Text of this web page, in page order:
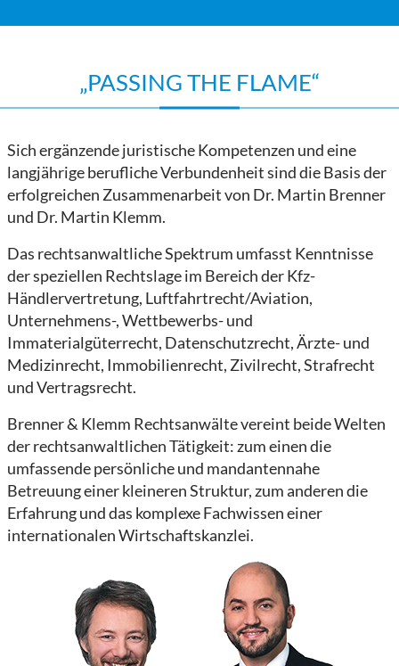
„PASSING THE FLAME“
Sich ergänzende juristische Kompetenzen und eine
langjährige berufliche Verbundenheit sind die Basis der
erfolgreichen Zusammenarbeit von Dr. Martin Brenner
und Dr. Martin Klemm.
Das rechtsanwaltliche Spektrum umfasst Kenntnisse
der speziellen Rechtslage im Bereich der Kfz-
Händlervertretung, Luftfahrtrecht/Aviation,
Unternehmens-, Wettbewerbs- und
Immaterialgüterrecht, Datenschutzrecht, Ärzte- und
Medizinrecht, Immobilienrecht, Zivilrecht, Strafrecht
und Vertragsrecht.
Brenner & Klemm Rechtsanwälte vereint beide Welten
der rechtsanwaltlichen Tätigkeit: zum einen die
umfassende persönliche und mandantennahe
Betreuung einer kleineren Struktur, zum anderen die
Erfahrung und das komplexe Fachwissen einer
internationalen Wirtschaftskanzlei.